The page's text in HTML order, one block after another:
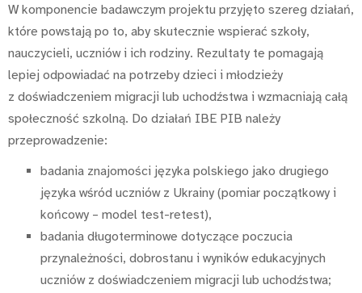
W komponencie badawczym projektu przyjęto szereg działań,
które powstają po to, aby skutecznie wspierać szkoły,
nauczycieli, uczniów i ich rodziny. Rezultaty te pomagają
lepiej odpowiadać na potrzeby dzieci i młodzieży
z doświadczeniem migracji lub uchodźstwa i wzmacniają całą
społeczność szkolną. Do działań IBE PIB należy
przeprowadzenie:
badania znajomości języka polskiego jako drugiego
języka wśród uczniów z Ukrainy (pomiar początkowy i
końcowy – model test-retest),
badania długoterminowe dotyczące poczucia
przynależności, dobrostanu i wyników edukacyjnych
uczniów z doświadczeniem migracji lub uchodźstwa;